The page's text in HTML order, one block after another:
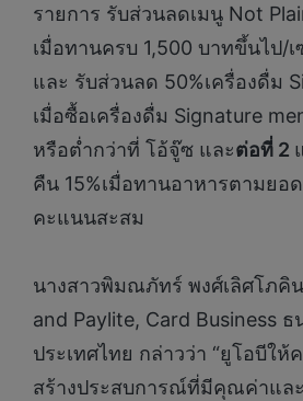
รายการ รับส่วนลดเมนู Not
เมื่อทานครบ 1,500 บาทขึ้นไป/
และ รับส่วนลด 50%เครื่องดื่ม
เมื่อซื้อเครื่องดื่ม Signature
หรือต่ำกว่าที่ โอ้จู๊ซ และต่อที่ 2
คืน 15%เมื่อทานอาหารตามย
คะแนนสะสม
นางสาวพิมณภัทร์ พงศ์เลิศโภคิ
and Paylite, Card Business ธ
ประเทศไทย กล่าวว่า “ยูโอบีใ
สร้างประสบการณ์ที่มีคุณค่าแล